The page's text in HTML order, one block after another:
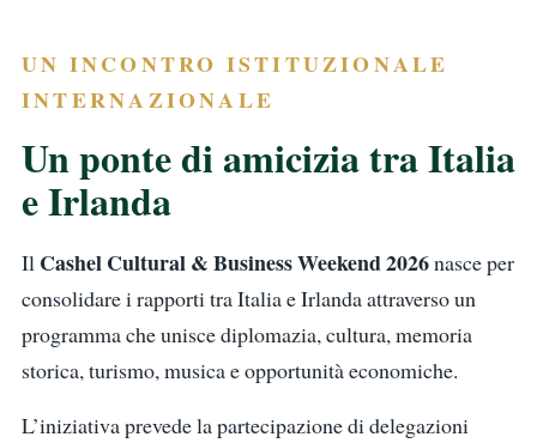
UN INCONTRO ISTITUZIONALE
INTERNAZIONALE
Un ponte di amicizia tra Italia
e Irlanda
Il Cashel Cultural & Business Weekend 2026nasce per
consolidare i rapporti tra Italia e Irlanda attraverso un
programma che unisce diplomazia, cultura, memoria
storica, turismo, musica e opportunità economiche.
L’iniziativa prevede la partecipazione di delegazioni